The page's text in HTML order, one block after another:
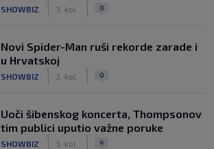
SHOWBIZ 3. kol. 0
Novi Spider-Man ruši rekorde zarade i
u Hrvatskoj
SHOWBIZ 3. kol. 0
Uoči šibenskog koncerta, Thompsonov
tim publici uputio važne poruke
SHOWBIZ 3. kol. 4